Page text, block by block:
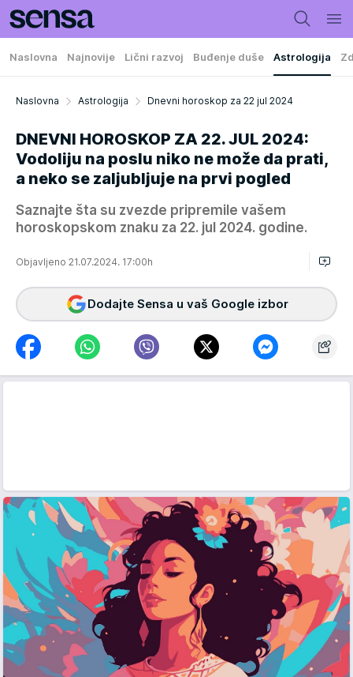
Naslovna Najnovije Lični razvoj Buđenje duše Astrologija
Naslovna Astrologija Dnevni horoskop za 22 jul 2024
DNEVNI HOROSKOP ZA 22. JUL 2024:
Vodoliju na poslu niko ne može da prati,
a neko se zaljubljuje na prvi pogled
Saznajte šta su zvezde pripremile vašem
horoskopskom znaku za 22. jul 2024. godine.
Objavljeno 21.07.2024. 17:00h
Dodajte Sensa u vaš Google izbor